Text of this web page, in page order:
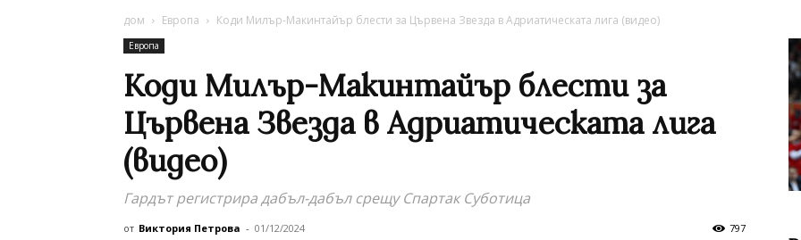
дом Европа Коди Милър-Макинтайър блести за Цървена Звезда в Адриатическата лига (видео)
Европа
Коди Милър-Макинтайър блести за
Цървена Звезда в Адриатическата лига
(видео)
Гардът регистрира дабъл-дабъл срещу Спартак Суботица
от Виктория Петрова - 01/12/2024 797